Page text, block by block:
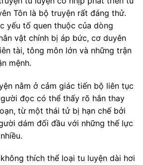
Tôn là bộ truyện rất đáng thử.
yếu tố quen thuộc của dòng
vật chính bị áp bức, cơ duyên
tài, tông môn lớn và những trận
mệnh.
nằm ở cảm giác tiến bộ liên tục
đọc có thể thấy rõ hắn thay
từ một thái tử bị hạn chế bởi
dám đối đầu với những thế lực
thích thể loại tu luyện dài hơi